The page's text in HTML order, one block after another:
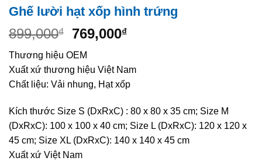
Ghế lười hạt xốp hình trứng
899,000₫
Original
price
was:
899,000₫.
769,000₫Current
769,000₫.
Thương hiệu OEM
Xuất xứ thương hiệu Việt Nam
Chất liệu: Vải nhung, Hạt xốp
Kích thước Size S (DxRxC) : 80 x 80 x 35 cm; Size M
(DxRxC): 100 x 100 x 40 cm; Size L (DxRxC): 120 x 120 x
45 cm; Size XL (DxRxC): 140 x 140 x 45 cm
Xuất xứ Việt Nam